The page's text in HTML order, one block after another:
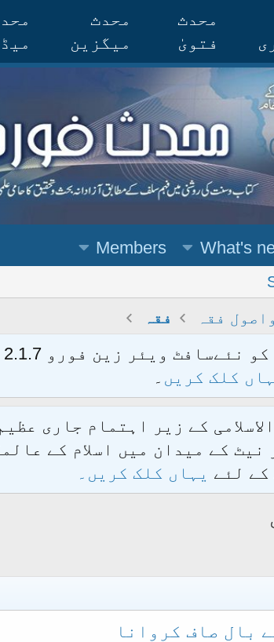
محدث
فتویٰ
محدث
میگزین
What's
Members
فقہ فقہ
کلک کریں ۔
کے زیر اہتمام جاری
نیٹ کے میدان میں اسلام کے
کے لئے یہاں کلک کریں۔
بال صاف کروانا